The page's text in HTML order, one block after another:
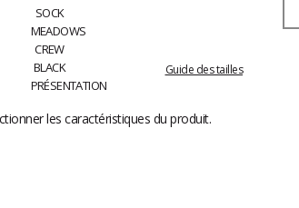
Guide des tailles
les caractéristiques du produit.